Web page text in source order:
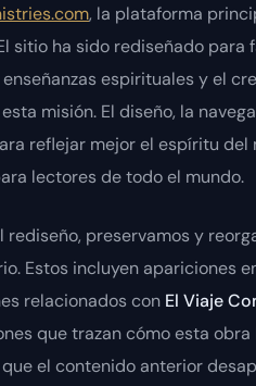
, la plataforma
sitio ha sido rediseñado
enseñanzas espirituales y el
misión. El diseño, la
reflejar mejor el espíritu
lectores de todo el mundo.
rediseño, preservamos y
Estos incluyen apariciones
relacionados con El Viaje
que trazan cómo esta
el contenido anterior